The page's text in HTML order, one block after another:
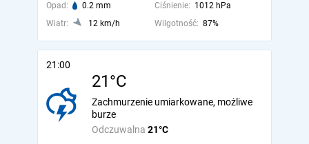
Opad: 0.2 mm Ciśnienie: 1012 hPa
Wiatr:
12 km/h Wilgotność: 87%
21:00
21°C
Odczuwalna 21°C
Zachmurzenie umiarkowane, możliwe
burze